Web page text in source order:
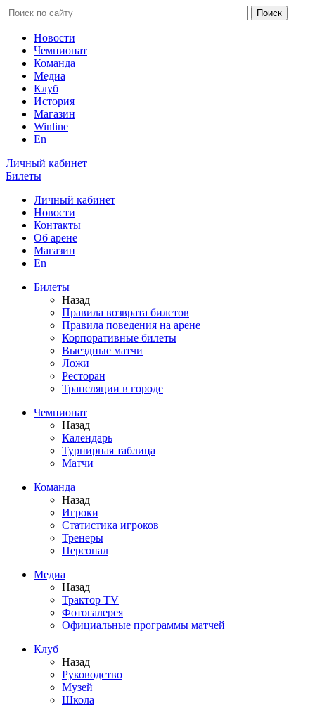
Новости
Чемпионат
Команда
Медиа
Клуб
История
Магазин
Winline
En
Личный кабинет
Билеты
Личный кабинет
Новости
Контакты
Об арене
Магазин
En
Билеты
Назад
Правила возврата билетов
Правила поведения на арене
Корпоративные билеты
Выездные матчи
Ложи
Ресторан
Трансляции в городе
Чемпионат
Назад
Календарь
Турнирная таблица
Матчи
Команда
Назад
Игроки
Статистика игроков
Тренеры
Персонал
Медиа
Назад
Трактор TV
Фотогалерея
Официальные программы матчей
Клуб
Назад
Руководство
Музей
Школа